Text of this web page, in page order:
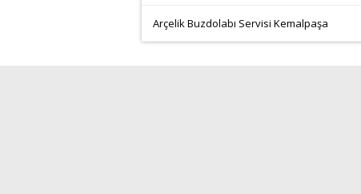
Arçelik Buzdolabı Servisi Kemalpaşa